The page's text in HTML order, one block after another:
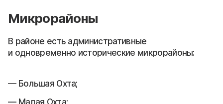
Микрорайоны
В районе есть административные
и одновременно исторические микрорайоны:
Большая Охта;
Малая Охта;